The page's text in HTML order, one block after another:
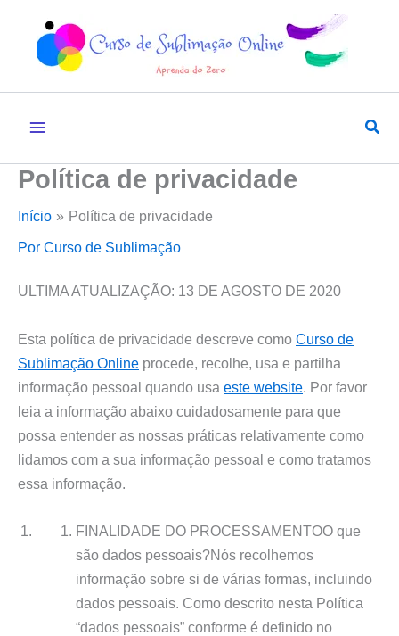
Política de privacidade
Início
Política de privacidade
Por Curso de Sublimação
ULTIMA ATUALIZAÇÃO: 13 DE AGOSTO DE 2020
Esta política de privacidade descreve como Curso de
Sublimação Online procede, recolhe, usa e partilha
informação pessoal quando usa este website. Por favor
leia a informação abaixo cuidadosamente para que
possa entender as nossas práticas relativamente como
lidamos com a sua informação pessoal e como tratamos
essa informação.
FINALIDADE DO PROCESSAMENTOO que
são dados pessoais?Nós recolhemos
informação sobre si de várias formas, incluindo
dados pessoais. Como descrito nesta Política
“dados pessoais” conforme é definido no